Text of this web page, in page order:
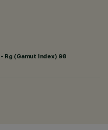
Rg (Gamut Index) 98